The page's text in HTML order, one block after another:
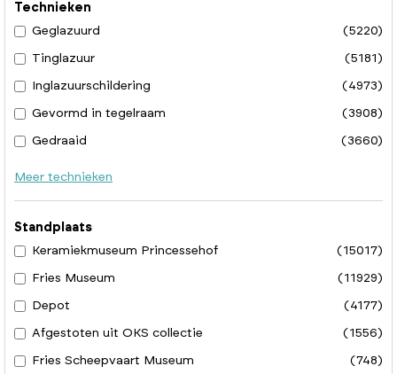
Technieken
Geglazuurd
(5220)
Tinglazuur (5181)
Inglazuurschildering (4973)
Gevormd in tegelraam (3908)
Gedraaid (3660)
Meer technieken
Standplaats
Keramiekmuseum Princessehof
(15017)
Fries Museum (11929)
Depot (4177)
Afgestoten uit OKS collectie (1556)
Fries Scheepvaart Museum (748)